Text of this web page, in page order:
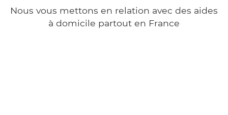
Nous vous mettons en relation avec des aides
à domicile partout en France